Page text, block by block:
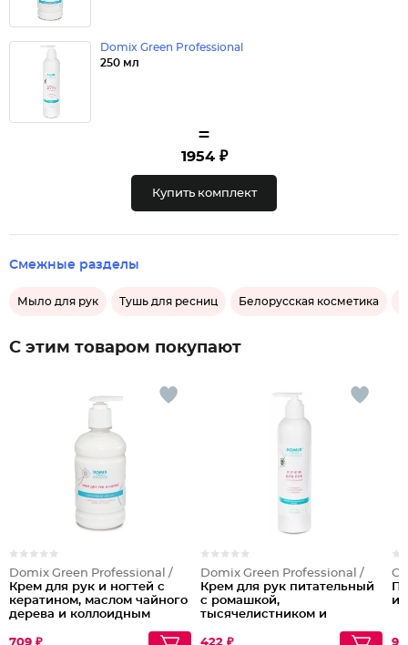
Domix Green Professional
250 мл
=
1954 ₽
Купить комплект
Смежные разделы
Мыло для рук Тушь для ресниц Белорусская косметика
С этим товаром покупают
Domix Green Professional /
Крем для рук и ногтей с
кератином, маслом чайного
дерева и коллоидным
Domix Green Professional /
Крем для рук питательный
с ромашкой,
тысячелистником и
мл
и